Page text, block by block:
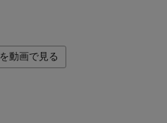
動画で見る